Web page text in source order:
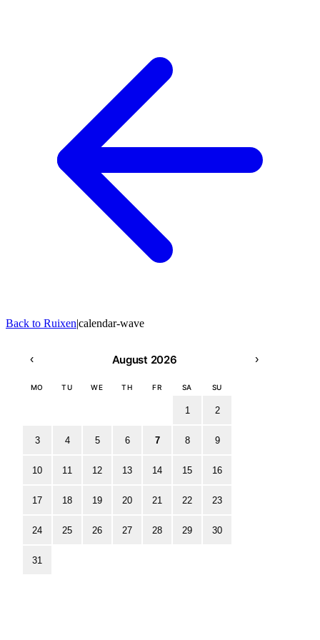
Back to Ruixen|calendar-wave
‹ August 2026 ›
MO TU WE TH FR SA SU
1 2
3 4 5 6 7 8 9
10 11 12 13 14 15 16
17 18 19 20 21 22 23
24 25 26 27 28 29 30
31